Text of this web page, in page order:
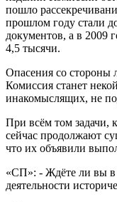
пошло
прошлом году стали
документов, а в 2009
4,5 тысячи.
Опасения со стороны
Комиссия станет
инакомыслящих, не
При всём том задачи,
сейчас продолжают
что их объявили
«СП»: - Ждёте ли вы в
деятельности